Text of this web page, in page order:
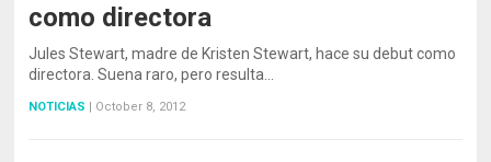
como directora
Jules Stewart, madre de Kristen Stewart, hace su debut como
directora. Suena raro, pero resulta…
NOTICIAS | October 8, 2012